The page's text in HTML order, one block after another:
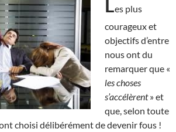
Les plus
courageux et
objectifs d’entre
nous ont du
remarquer que «
les choses
s’accélèrent» et
que, selon toute
choisi délibérément de devenir fous !